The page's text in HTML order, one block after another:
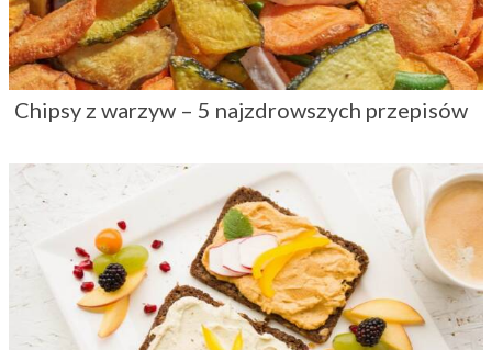
Chipsy z warzyw – 5 najzdrowszych przepisów